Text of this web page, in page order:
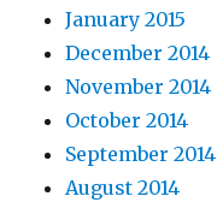
January 2015
December 2014
November 2014
October 2014
September 2014
August 2014